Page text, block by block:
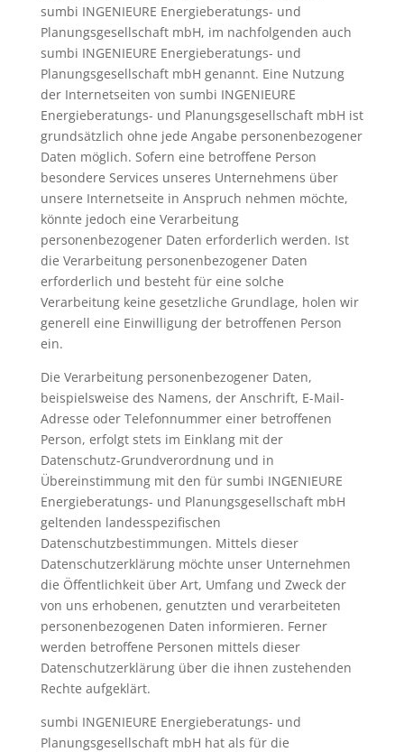
sumbi INGENIEURE Energieberatungs- und
Planungsgesellschaft mbH, im nachfolgenden auch
sumbi INGENIEURE Energieberatungs- und
Planungsgesellschaft mbH genannt. Eine Nutzung
der Internetseiten von sumbi INGENIEURE
Energieberatungs- und Planungsgesellschaft mbH ist
grundsätzlich ohne jede Angabe personenbezogener
Daten möglich. Sofern eine betroffene Person
besondere Services unseres Unternehmens über
unsere Internetseite in Anspruch nehmen möchte,
könnte jedoch eine Verarbeitung
personenbezogener Daten erforderlich werden. Ist
die Verarbeitung personenbezogener Daten
erforderlich und besteht für eine solche
Verarbeitung keine gesetzliche Grundlage, holen wir
generell eine Einwilligung der betroffenen Person
ein.
Die Verarbeitung personenbezogener Daten,
beispielsweise des Namens, der Anschrift, E-Mail-
Adresse oder Telefonnummer einer betroffenen
Person, erfolgt stets im Einklang mit der
Datenschutz-Grundverordnung und in
Übereinstimmung mit den für sumbi INGENIEURE
Energieberatungs- und Planungsgesellschaft mbH
geltenden landesspezifischen
Datenschutzbestimmungen. Mittels dieser
Datenschutzerklärung möchte unser Unternehmen
die Öffentlichkeit über Art, Umfang und Zweck der
von uns erhobenen, genutzten und verarbeiteten
personenbezogenen Daten informieren. Ferner
werden betroffene Personen mittels dieser
Datenschutzerklärung über die ihnen zustehenden
Rechte aufgeklärt.
sumbi INGENIEURE Energieberatungs- und
Planungsgesellschaft mbH hat als für die